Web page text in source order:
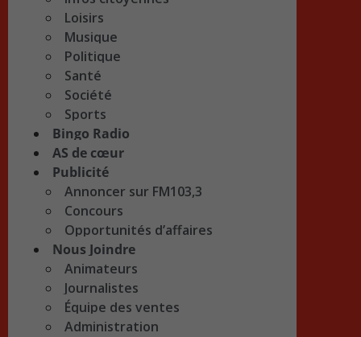
Loisirs
Musique
Politique
Santé
Société
Sports
Bingo Radio
AS de cœur
Publicité
Annoncer sur FM103,3
Concours
Opportunités d’affaires
Nous Joindre
Animateurs
Journalistes
Équipe des ventes
Administration